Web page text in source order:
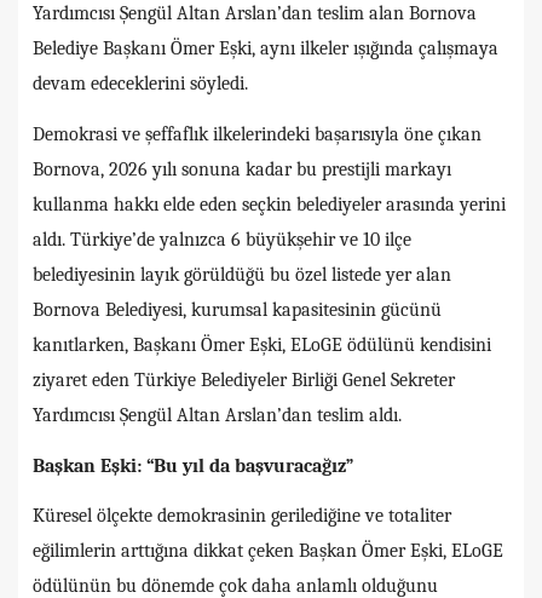
Yardımcısı Şengül Altan Arslan’dan teslim alan Bornova
Belediye Başkanı Ömer Eşki, aynı ilkeler ışığında çalışmaya
devam edeceklerini söyledi.
Demokrasi ve şeffaflık ilkelerindeki başarısıyla öne çıkan
Bornova, 2026 yılı sonuna kadar bu prestijli markayı
kullanma hakkı elde eden seçkin belediyeler arasında yerini
aldı. Türkiye’de yalnızca 6 büyükşehir ve 10 ilçe
belediyesinin layık görüldüğü bu özel listede yer alan
Bornova Belediyesi, kurumsal kapasitesinin gücünü
kanıtlarken, Başkanı Ömer Eşki, ELoGE ödülünü kendisini
ziyaret eden Türkiye Belediyeler Birliği Genel Sekreter
Yardımcısı Şengül Altan Arslan’dan teslim aldı.
Başkan Eşki: “Bu yıl da başvuracağız”
Küresel ölçekte demokrasinin gerilediğine ve totaliter
eğilimlerin arttığına dikkat çeken Başkan Ömer Eşki, ELoGE
ödülünün bu dönemde çok daha anlamlı olduğunu